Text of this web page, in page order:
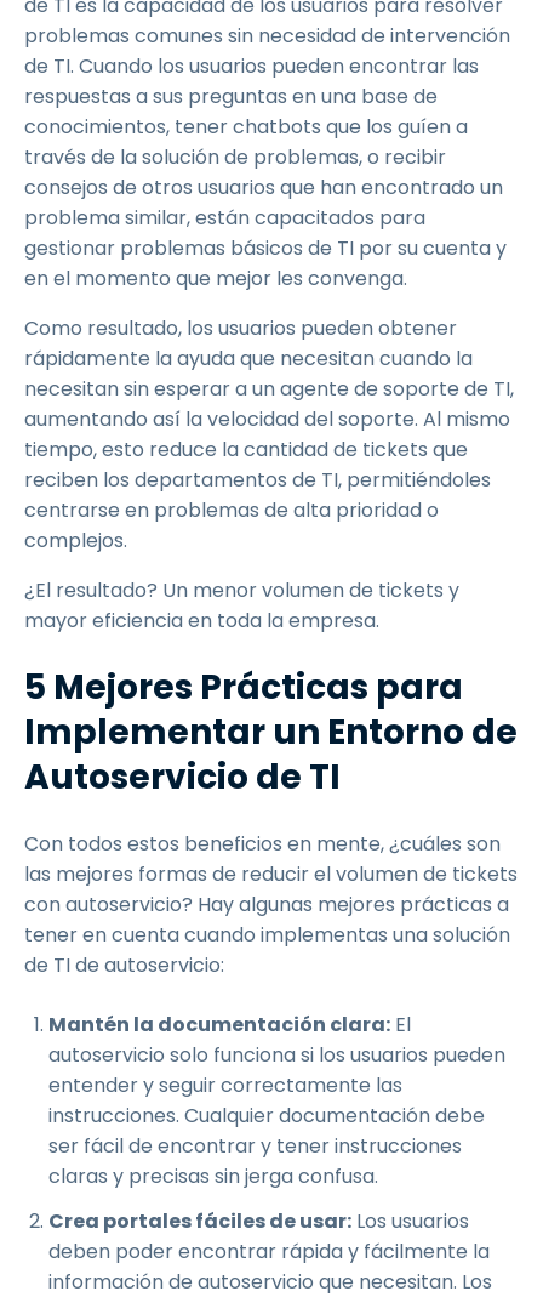
problemas comunes sin necesidad de intervención
de TI. Cuando los usuarios pueden encontrar las
respuestas a sus preguntas en una base de
conocimientos, tener chatbots que los guíen a
través de la solución de problemas, o recibir
consejos de otros usuarios que han encontrado un
problema similar, están capacitados para
gestionar problemas básicos de TI por su cuenta y
en el momento que mejor les convenga.
Como resultado, los usuarios pueden obtener
rápidamente la ayuda que necesitan cuando la
necesitan sin esperar a un agente de soporte de TI,
aumentando así la velocidad del soporte. Al mismo
tiempo, esto reduce la cantidad de tickets que
reciben los departamentos de TI, permitiéndoles
centrarse en problemas de alta prioridad o
complejos.
¿El resultado? Un menor volumen de tickets y
mayor eficiencia en toda la empresa.
5 Mejores Prácticas para
Implementar un Entorno de
Autoservicio de TI
Con todos estos beneficios en mente, ¿cuáles son
las mejores formas de reducir el volumen de tickets
con autoservicio? Hay algunas mejores prácticas a
tener en cuenta cuando implementas una solución
de TI de autoservicio:
Mantén la documentación clara: El
autoservicio solo funciona si los usuarios pueden
entender y seguir correctamente las
instrucciones. Cualquier documentación debe
ser fácil de encontrar y tener instrucciones
claras y precisas sin jerga confusa.
Crea portales fáciles de usar: Los usuarios
deben poder encontrar rápida y fácilmente la
información de autoservicio que necesitan. Los